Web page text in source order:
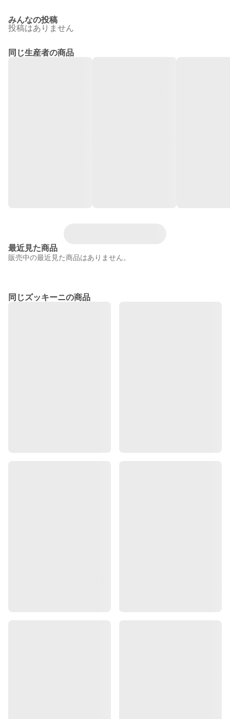
みんなの投稿
投稿はありません
同じ生産者の商品
最近見た商品
販売中の最近見た商品はありません。
同じズッキーニの商品